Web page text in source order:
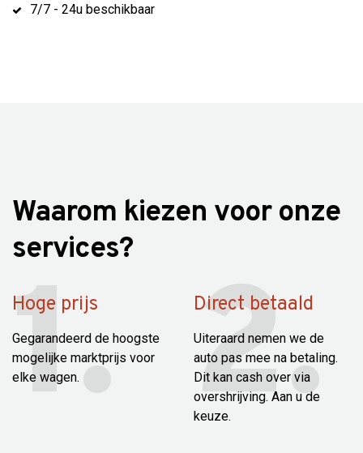
7/7 - 24u beschikbaar
Waarom kiezen voor onze
services?
Hoge prijs
Gegarandeerd de hoogste
mogelijke marktprijs voor
elke wagen.
Direct betaald
Uiteraard nemen we de
auto pas mee na betaling.
Dit kan cash over via
overshrijving. Aan u de
keuze.